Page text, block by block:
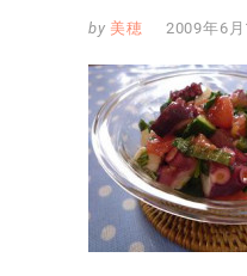
by 美穂 2009年6月